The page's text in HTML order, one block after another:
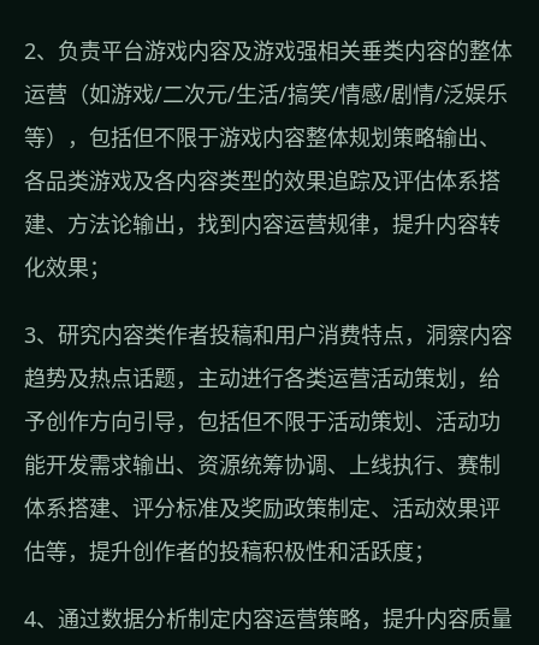
2、负责平台游戏内容及游戏强相关垂类内容的整体
运营（如游戏/二次元/生活/搞笑/情感/剧情/泛娱乐
等），包括但不限于游戏内容整体规划策略输出、
各品类游戏及各内容类型的效果追踪及评估体系搭
建、方法论输出，找到内容运营规律，提升内容转
化效果；
3、研究内容类作者投稿和用户消费特点，洞察内容
趋势及热点话题，主动进行各类运营活动策划，给
予创作方向引导，包括但不限于活动策划、活动功
能开发需求输出、资源统筹协调、上线执行、赛制
体系搭建、评分标准及奖励政策制定、活动效果评
估等，提升创作者的投稿积极性和活跃度；
4、通过数据分析制定内容运营策略，提升内容质量